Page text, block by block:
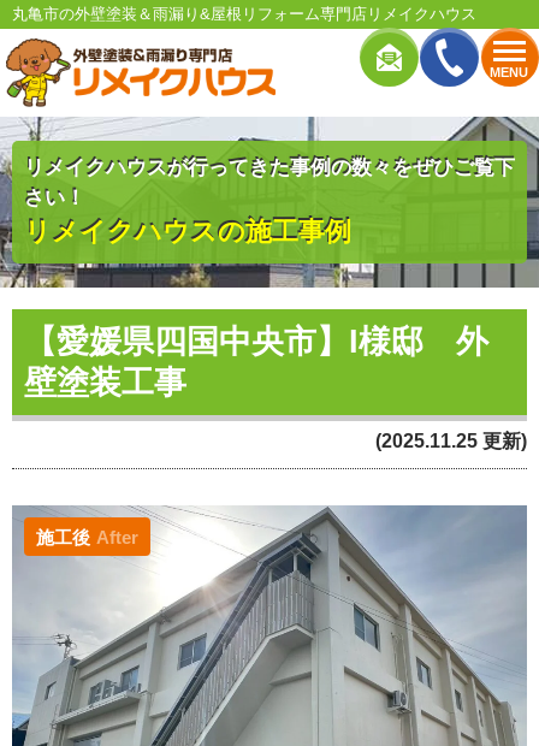
MENU
丸亀市の外壁塗装＆雨漏り&屋根リフォーム専門店リメイクハウス
リメイクハウスが行ってきた事例の数々をぜひご覧下
さい！
リメイクハウスの施工事例
【愛媛県四国中央市】I様邸 外
壁塗装工事
(2025.11.25 更新)
施工後 After